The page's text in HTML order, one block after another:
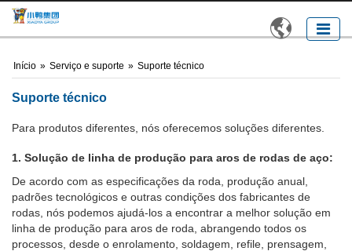

Início » Serviço e suporte » Suporte técnico
Suporte técnico
Para produtos diferentes, nós oferecemos soluções diferentes.
1. Solução de linha de produção para aros de rodas de aço:
De acordo com as especificações da roda, produção anual,
padrões tecnológicos e outras condições dos fabricantes de
rodas, nós podemos ajudá-los a encontrar a melhor solução em
linha de produção para aros de roda, abrangendo todos os
processos, desde o enrolamento, soldagem, refile, prensagem,